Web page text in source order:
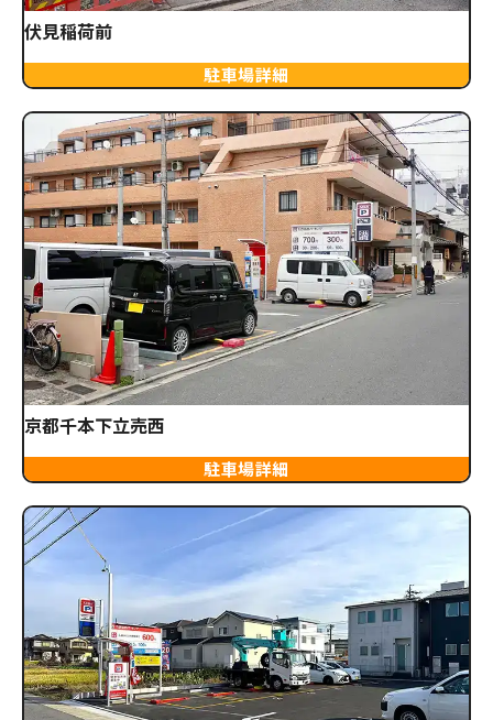
伏見稲荷前
駐車場詳細
京都千本下立売西
駐車場詳細